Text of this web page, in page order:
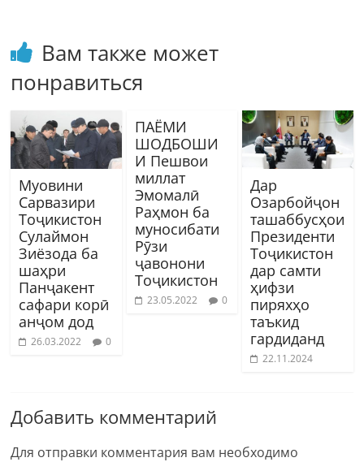
Вам также может
понравиться
Муовини
Сарвазири
Тоҷикистон
Сулаймон
Зиёзода ба
шаҳри
Панҷакент
сафари корӣ
анҷом дод
26.03.2022 0
ПАЁМИ
ШОДБОШИ
И Пешвои
миллат
Эмомалӣ
Раҳмон ба
муносибати
Рӯзи
ҷавонони
Тоҷикистон
23.05.2022 0
Дар
Озарбойҷон
ташаббусҳои
Президенти
Тоҷикистон
дар самти
ҳифзи
пиряхҳо
таъкид
гардиданд
22.11.2024
Добавить комментарий
Для отправки комментария вам необходимо